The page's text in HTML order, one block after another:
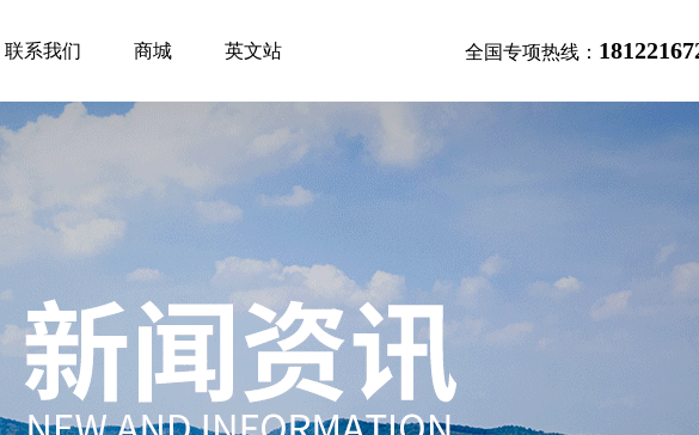
联系我们 商城 英文站 全国专项热线：